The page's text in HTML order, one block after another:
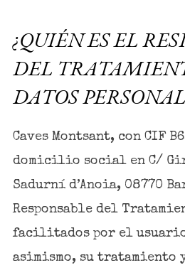
¿QUIÉN ES EL
DEL
DATOS
Caves Montsant, con CIF
domicilio social en C/
Sadurní d’Anoia, 08770
Responsable del
facilitados por el
asimismo, su tratamiento